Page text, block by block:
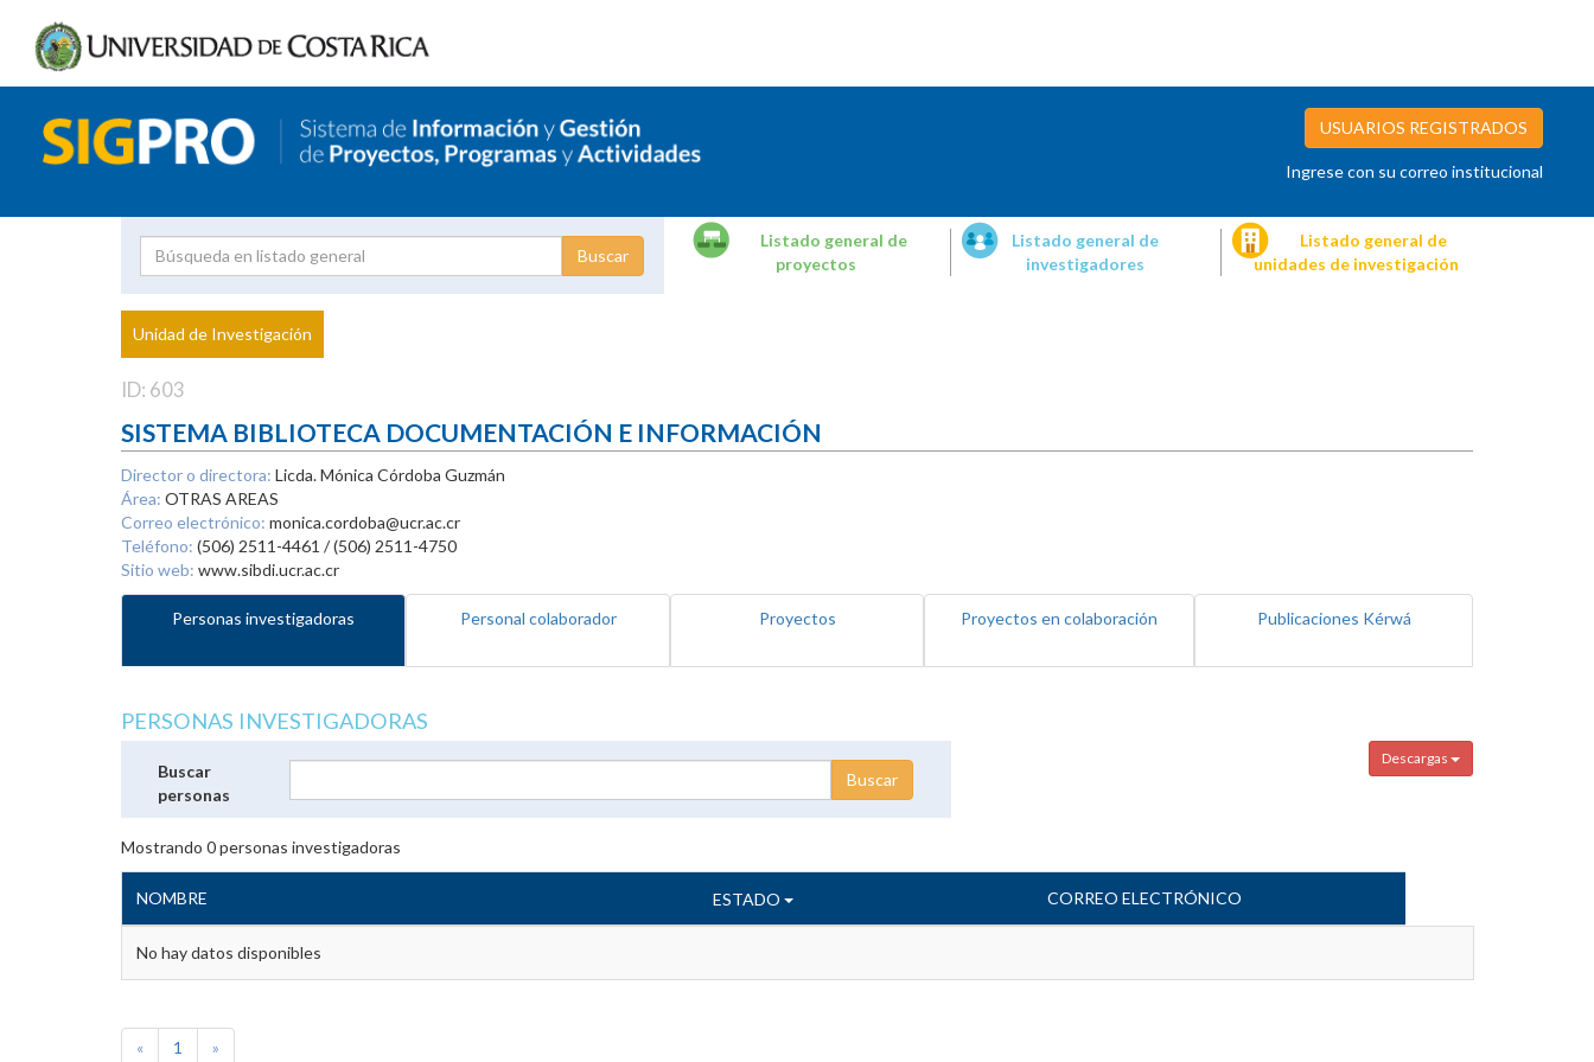
USUARIOS REGISTRADOS
Ingrese con su correo institucional
Proyecto
Investigador
Listado general de
proyectos
Listado general de
investigadores
Listado general de
unidades de investigación
Unidad de Investigación
ID: 603
SISTEMA BIBLIOTECA DOCUMENTACIÓN E INFORMACIÓN
Director o directora: Licda. Mónica Córdoba Guzmán
Área: OTRAS AREAS
Correo electrónico: monica.cordoba@ucr.ac.cr
Teléfono: (506) 2511-4461 / (506) 2511-4750
Sitio web: www.sibdi.ucr.ac.cr
Personas investigadoras Personal colaborador Proyectos Proyectos en colaboración Publicaciones Kérwá
PERSONAS INVESTIGADORAS
Descargas
Buscar
personas
Mostrando 0personas investigadoras
NOMBRE ESTADO CORREO ELECTRÓNICO
No hay datos disponibles
« 1 »